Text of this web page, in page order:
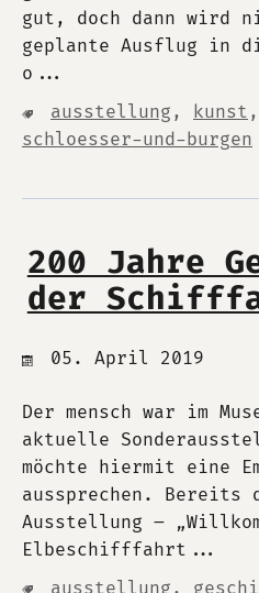
gut, doch dann wird
geplante Ausflug in
o...
ausstellung , kunst ,
schloesser-und-burgen
200 Jahre
der
05. April 2019
Der mensch war im
aktuelle
möchte hiermit eine
aussprechen.
Ausstellung –
Elbeschifffahrt...
ausstellung ,